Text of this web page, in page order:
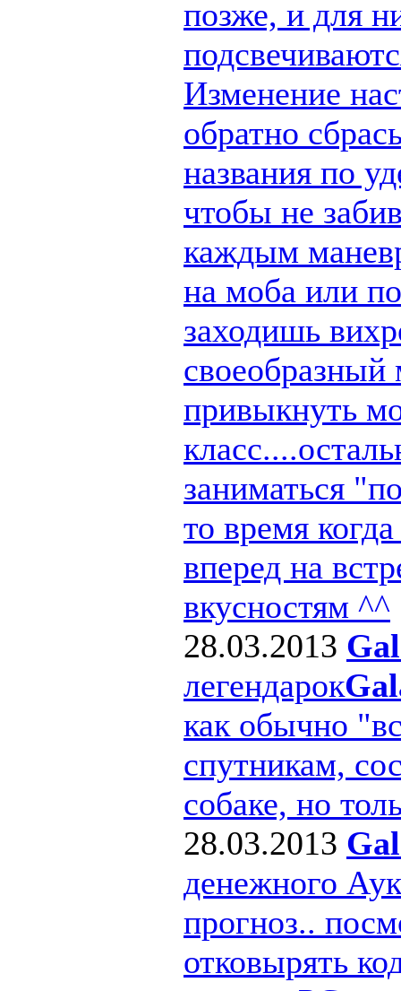
позже, и для
Изменение
обратно
названия по
чтобы не
каждым
на моба или
заходишь
своеобразный
привыкнуть
заниматься
то время
вперед на
вкусностям ^^
28.03.2013
легендарок
как обычно
спутникам,
собаке, но
28.03.2013
денежного
прогноз..
отковырять